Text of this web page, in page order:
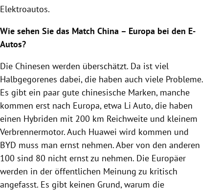
Elektroautos.
Wie sehen Sie das Match China – Europa bei den E-
Autos?
Die Chinesen werden überschätzt. Da ist viel
Halbgegorenes dabei, die haben auch viele Probleme.
Es gibt ein paar gute chinesische Marken, manche
kommen erst nach Europa, etwa Li Auto, die haben
einen Hybriden mit 200 km Reichweite und kleinem
Verbrennermotor. Auch Huawei wird kommen und
BYD muss man ernst nehmen. Aber von den anderen
100 sind 80 nicht ernst zu nehmen. Die Europäer
werden in der öffentlichen Meinung zu kritisch
angefasst. Es gibt keinen Grund, warum die